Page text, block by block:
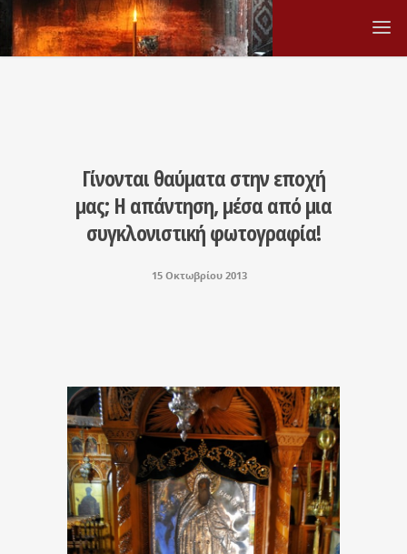
Γίνονται θαύματα στην εποχή
μας; Η απάντηση, μέσα από μια
συγκλονιστική φωτογραφία!
15 Οκτωβρίου 2013